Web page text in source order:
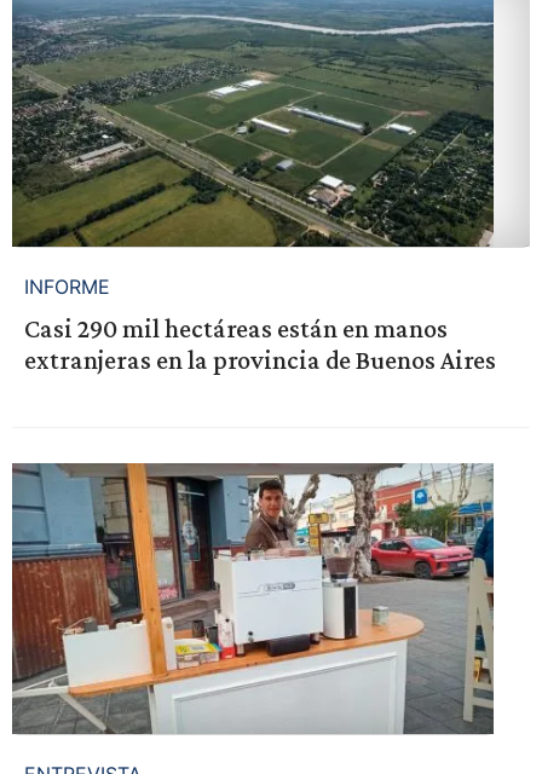
INFORME
Casi 290 mil hectáreas están en manos
extranjeras en la provincia de Buenos Aires